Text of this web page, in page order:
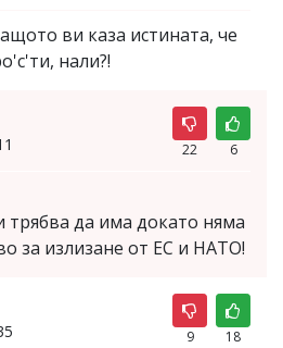
ви каза истината, че
нали?!
22 6
да има докато няма
за излизане от ЕС и НАТО!
9 18